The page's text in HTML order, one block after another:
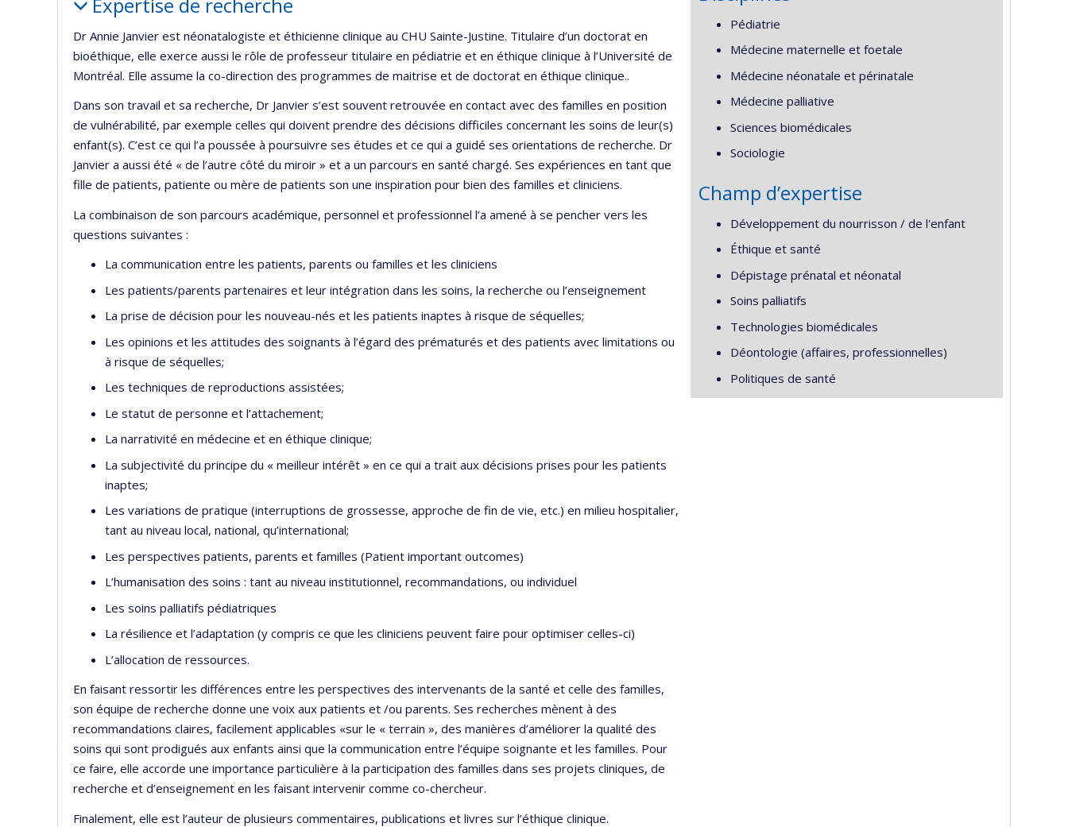
Expertise de recherche
Dr Annie Janvier est néonatalogiste et éthicienne clinique au CHU Sainte-Justine. Titulaire d’un doctorat en
bioéthique, elle exerce aussi le rôle de professeur titulaire en pédiatrie et en éthique clinique à l’Université de
Montréal. Elle assume la co-direction des programmes de maitrise et de doctorat en éthique clinique..
Dans son travail et sa recherche, Dr Janvier s’est souvent retrouvée en contact avec des familles en position
de vulnérabilité, par exemple celles qui doivent prendre des décisions difficiles concernant les soins de leur(s)
enfant(s). C’est ce qui l’a poussée à poursuivre ses études et ce qui a guidé ses orientations de recherche. Dr
Janvier a aussi été « de l’autre côté du miroir » et a un parcours en santé chargé. Ses expériences en tant que
fille de patients, patiente ou mère de patients son une inspiration pour bien des familles et cliniciens.
La combinaison de son parcours académique, personnel et professionnel l’a amené à se pencher vers les
questions suivantes :
La communication entre les patients, parents ou familles et les cliniciens
Les patients/parents partenaires et leur intégration dans les soins, la recherche ou l’enseignement
La prise de décision pour les nouveau-nés et les patients inaptes à risque de séquelles;
Les opinions et les attitudes des soignants à l’égard des prématurés et des patients avec limitations ou
à risque de séquelles;
Les techniques de reproductions assistées;
Le statut de personne et l’attachement;
La narrativité en médecine et en éthique clinique;
La subjectivité du principe du « meilleur intérêt » en ce qui a trait aux décisions prises pour les patients
inaptes;
Les variations de pratique (interruptions de grossesse, approche de fin de vie, etc.) en milieu hospitalier,
tant au niveau local, national, qu’international;
Les perspectives patients, parents et familles (Patient important outcomes)
L’humanisation des soins : tant au niveau institutionnel, recommandations, ou individuel
Les soins palliatifs pédiatriques
La résilience et l’adaptation (y compris ce que les cliniciens peuvent faire pour optimiser celles-ci)
L’allocation de ressources.
En faisant ressortir les différences entre les perspectives des intervenants de la santé et celle des familles,
son équipe de recherche donne une voix aux patients et /ou parents. Ses recherches mènent à des
recommandations claires, facilement applicables «sur le « terrain », des manières d’améliorer la qualité des
soins qui sont prodigués aux enfants ainsi que la communication entre l’équipe soignante et les familles. Pour
ce faire, elle accorde une importance particulière à la participation des familles dans ses projets cliniques, de
recherche et d’enseignement en les faisant intervenir comme co-chercheur.
Finalement, elle est l’auteur de plusieurs commentaires, publications et livres sur l’éthique clinique.
Pédiatrie
Médecine maternelle et foetale
Médecine néonatale et périnatale
Médecine palliative
Sciences biomédicales
Sociologie
Champ d’expertise
Développement du nourrisson / de l'enfant
Éthique et santé
Dépistage prénatal et néonatal
Soins palliatifs
Technologies biomédicales
Déontologie (affaires, professionnelles)
Politiques de santé